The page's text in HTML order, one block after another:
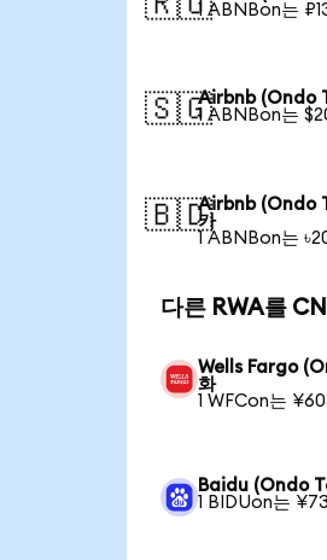
1 ABNBon는
🇸🇬Airbnb (Ondo
1 ABNBon는
🇧🇩Airbnb (Ondo
카
1 ABNBon는
다른 RWA를
Wells Fargo
화
1 WFCon는
Baidu (Ondo
1 BIDUon는